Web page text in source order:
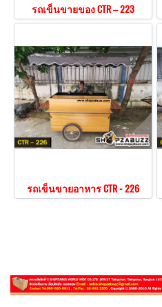
รถเข็นขายของ CTR – 223
รถเข็นขายอาหาร CTR - 226